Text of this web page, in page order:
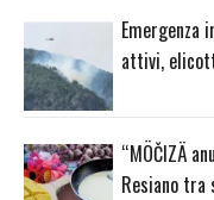
Emergenza
attivi,
“MÖČIZÄ
Resiano tra